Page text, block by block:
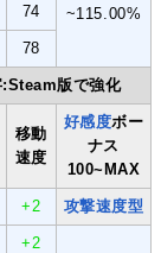
~115.00%
74
78
版で強化
移動
速度
好感度ボー
ナス
100~MAX
+2 攻撃速度型
+2